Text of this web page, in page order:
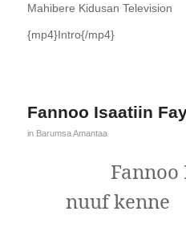
Mahibere Kidusan Television
{mp4}Intro{/mp4}
Fannoo Isaatiin
in Barumsa Amantaa
nuuf kenne